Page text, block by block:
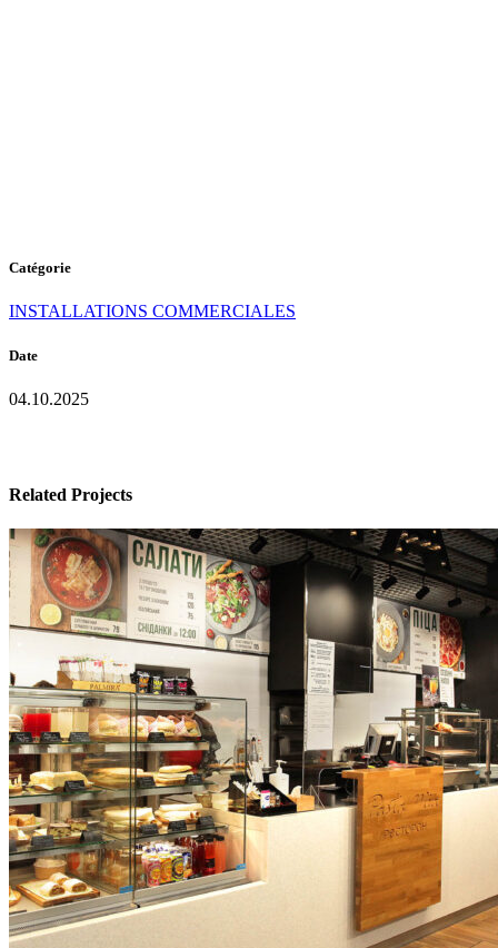
Catégorie
INSTALLATIONS COMMERCIALES
Date
04.10.2025
Related Projects